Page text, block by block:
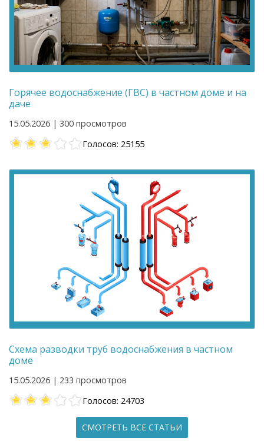
Горячее водоснабжение (ГВС) в частном доме и на
даче
15.05.2026 | 300 просмотров
Голосов: 25155
Схема разводки труб водоснабжения в частном
доме
15.05.2026 | 233 просмотров
Голосов: 24703
СМОТРЕТЬ ВСЕ СТАТЬИ